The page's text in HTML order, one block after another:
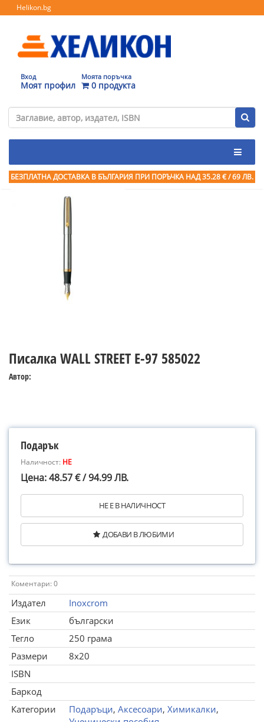
Helikon.bg
Вход
Моят профил
Моята поръчка
0 продукта
БЕЗПЛАТНА ДОСТАВКА В БЪЛГАРИЯ ПРИ ПОРЪЧКА НАД 35.28 € / 69 ЛВ.
Писалка WALL STREET E-97 585022
Автор:
Подарък
Наличност: НЕ
Цена: 48.57 € / 94.99 ЛВ.
НЕ Е В НАЛИЧНОСТ
ДОБАВИ В ЛЮБИМИ
Коментари: 0
Издател
Inoxcrom
Език
български
Тегло
250 грама
Размери
8x20
ISBN
Баркод
Категории
Подаръци, Аксесоари, Химикалки,